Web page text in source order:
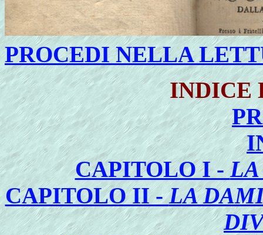
PROCEDI NELLA
INDICE
CAPITOLO I -
CAPITOLO II -LA